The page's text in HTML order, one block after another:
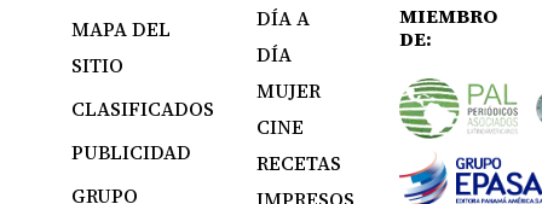
MAPA DEL
SITIO
CLASIFICADOS
PUBLICIDAD
GRUPO
DÍA A
DÍA
MUJER
CINE
RECETAS
MIEMBRO
DE: